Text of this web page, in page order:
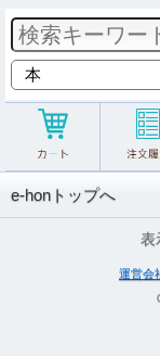
e-honトップへ
表
運営会